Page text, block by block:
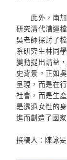
此外，南加
研究清代漕運
吳老師探討了
系研究生林同
變動提出請益
史背景。正如
呈現，而是在
社會，而是生
是透過女性的
進而創造了國
撰稿人：陳詠